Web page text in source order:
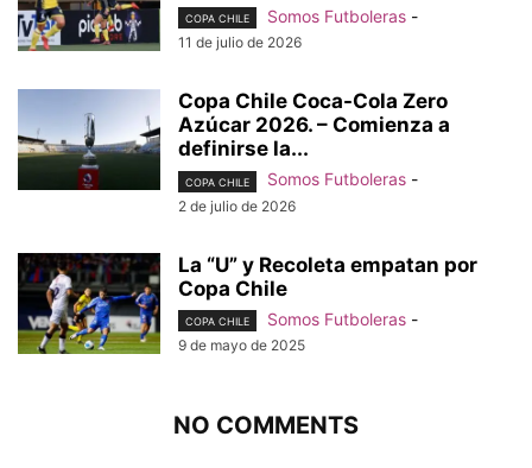
COPA CHILE Somos Futboleras -
11 de julio de 2026
Copa Chile Coca-Cola Zero
Azúcar 2026. – Comienza a
definirse la...
COPA CHILE Somos Futboleras -
2 de julio de 2026
La “U” y Recoleta empatan por
Copa Chile
COPA CHILE Somos Futboleras -
9 de mayo de 2025
NO COMMENTS